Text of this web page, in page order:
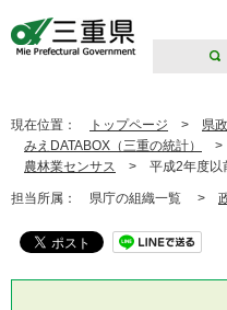
現在位置： トップページ > 県
みえDATABOX（三重の統計）
>
農林業センサス > 平成2年度以
担当所属： 県庁の組織一覧 >